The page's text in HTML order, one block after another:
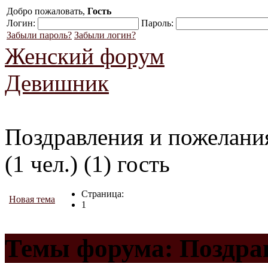
Добро пожаловать, Гость
Логин:
Пароль:
Забыли пароль? Забыли логин?
Женский форум
Девишник
Поздравления и
(1 чел.) (1) гость
Новая тема
Страница:
1
Темы форума: